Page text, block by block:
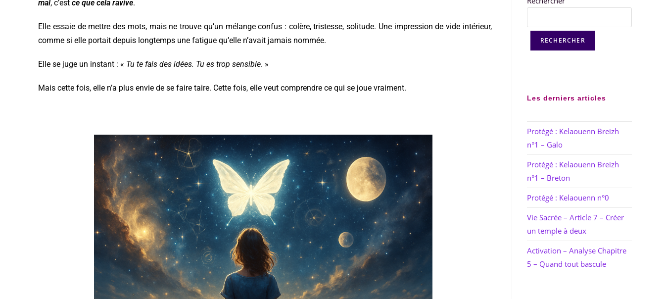
mal, c’estce que cela ravive.
Elle essaie de mettre des mots, mais ne trouve qu’un mélange confus : colère, tristesse, solitude. Une impression de vide intérieur,
comme si elle portait depuis longtemps une fatigue qu’elle n’avait jamais nommée.
Elle se juge un instant : « Tu te fais des idées. Tu es trop sensible. »
Mais cette fois, elle n’a plus envie de se faire taire. Cette fois, elle veut comprendre ce qui se joue vraiment.
RECHERCHER
Les derniers articles
Protégé : Kelaouenn Breizh
n°1 – Galo
Protégé : Kelaouenn Breizh
n°1 – Breton
Protégé : Kelaouenn n°0
Vie Sacrée – Article 7 – Créer
un temple à deux
Activation – Analyse Chapitre
5 – Quand tout bascule